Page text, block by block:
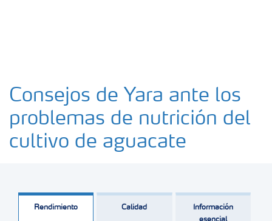
Consejos de Yara ante los
problemas de nutrición del
cultivo de aguacate
Rendimiento Calidad
Información